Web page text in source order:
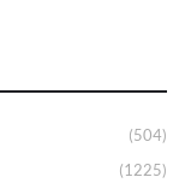
(504)
(1225)